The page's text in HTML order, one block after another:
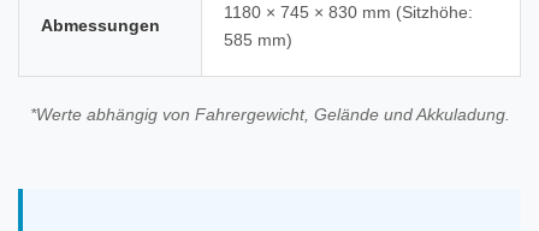
Abmessungen
1180 × 745 × 830 mm (Sitzhöhe:
585 mm)
*Werte abhängig von Fahrergewicht, Gelände und Akkuladung.